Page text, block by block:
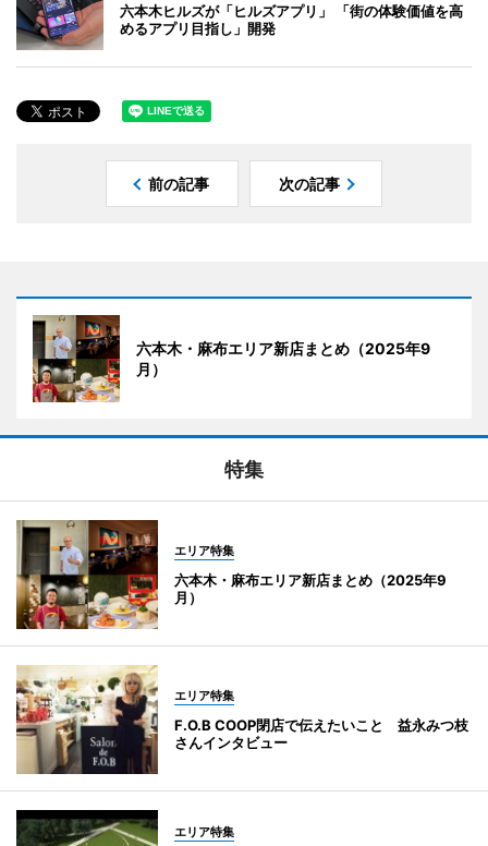
六本木ヒルズが「ヒルズアプリ」 「街の体験価値を高
めるアプリ目指し」開発
前の記事 次の記事
六本木・麻布エリア新店まとめ（2025年9
月）
特集
エリア特集
六本木・麻布エリア新店まとめ（2025年9
月）
エリア特集
F.O.B COOP閉店で伝えたいこと 益永みつ枝
さんインタビュー
エリア特集